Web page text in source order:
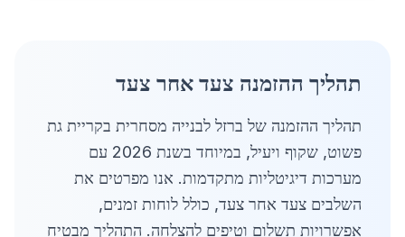
תהליך ההזמנה צעד אחר צעד
תהליך ההזמנה של ברזל לבנייה מסחרית בקריית גת
פשוט, שקוף ויעיל, במיוחד בשנת 2026 עם
מערכות דיגיטליות מתקדמות. אנו מפרטים את
השלבים צעד אחר צעד, כולל לוחות זמנים,
אפשרויות תשלום וטיפים להצלחה. התהליך מבטיח